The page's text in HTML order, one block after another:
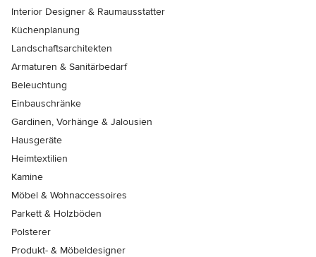
Interior Designer & Raumausstatter
Küchenplanung
Landschaftsarchitekten
Armaturen & Sanitärbedarf
Beleuchtung
Einbauschränke
Gardinen, Vorhänge & Jalousien
Hausgeräte
Heimtextilien
Kamine
Möbel & Wohnaccessoires
Parkett & Holzböden
Polsterer
Produkt- & Möbeldesigner